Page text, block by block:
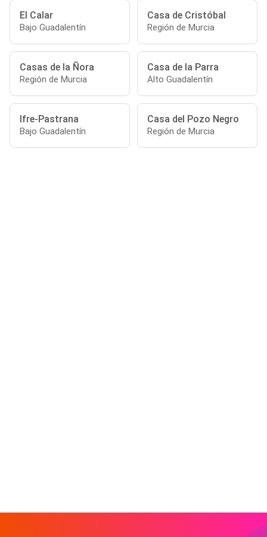
El Calar
Bajo Guadalentín
Casa de Cristóbal
Región de Murcia
Casas de la Ñora
Región de Murcia
Casa de la Parra
Alto Guadalentín
Ifre-Pastrana
Bajo Guadalentín
Casa del Pozo Negro
Región de Murcia